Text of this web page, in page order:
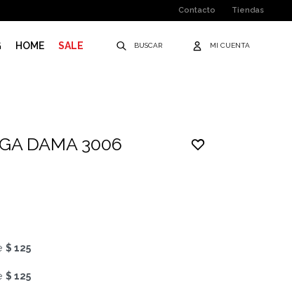
HOME SALE
Contacto Tiendas
DAMA 3006
$ 125
$ 125